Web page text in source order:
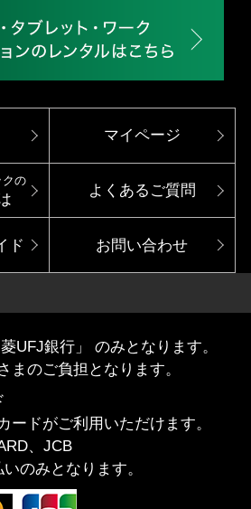
マイページ
クの
よくあるご質問
ド お問い合わせ
UFJ銀行」 のみとなります。
まのご負担となります。
ードがご利用いただけます。
、JCB
のみとなります。